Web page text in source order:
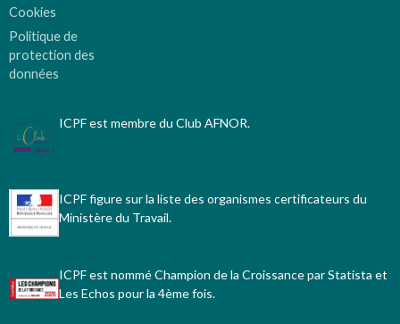
Cookies
Politique de
protection des
données
ICPF est membre du Club AFNOR.
ICPF figure sur la liste des organismes certificateurs du
Ministère du Travail.
ICPF est nommé Champion de la Croissance par Statista et
Les Echos pour la 4ème fois.